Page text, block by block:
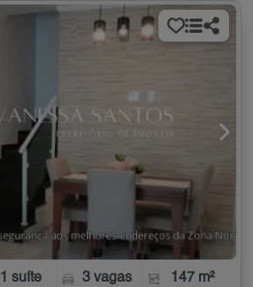
1 suíte 3 vagas 147 m²